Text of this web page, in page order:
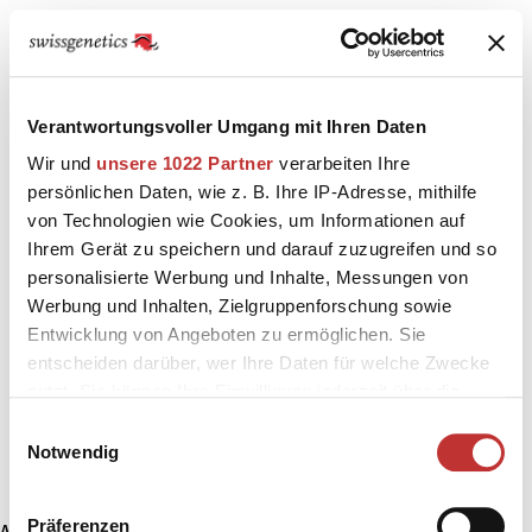
Verantwortungsvoller Umgang mit Ihren Daten
Wir und unsere 1022 Partner verarbeiten Ihre
persönlichen Daten, wie z. B. Ihre IP-Adresse, mithilfe
von Technologien wie Cookies, um Informationen auf
Ihrem Gerät zu speichern und darauf zuzugreifen und so
personalisierte Werbung und Inhalte, Messungen von
Werbung und Inhalten, Zielgruppenforschung sowie
Entwicklung von Angeboten zu ermöglichen. Sie
entscheiden darüber, wer Ihre Daten für welche Zwecke
Trigger Symbol ändern oder widerrufen
Notwendig
Präferenzen